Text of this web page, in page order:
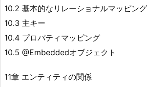
10.2 基本的なリレーショナルマッピング
10.3 主キー
10.4 プロパティマッピング
10.5 @Embeddedオブジェクト
11章 エンティティの関係